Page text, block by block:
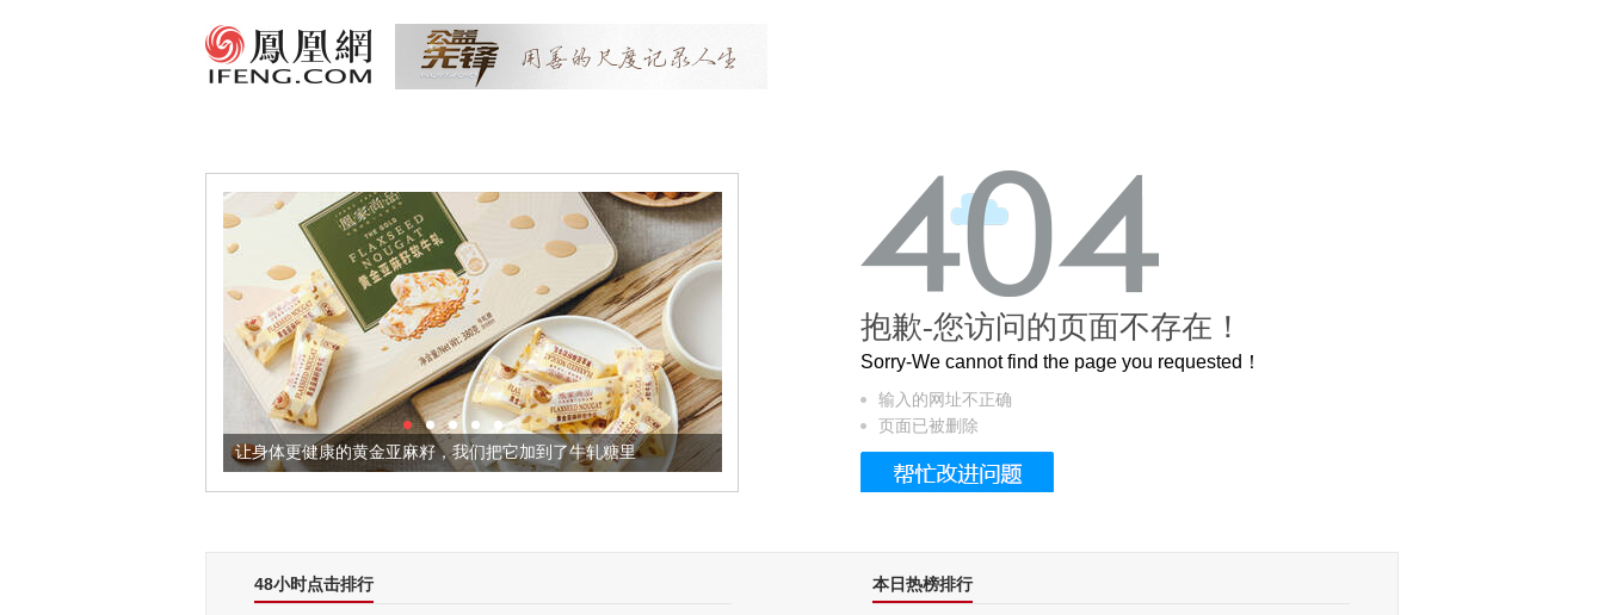
让身体更健康的黄金亚麻籽，我们把它加到了牛轧糖里 被列入佛家七宝的它到底有多美？
抱歉-您访问的页面不存在！
Sorry-We cannot find the page you requested！
输入的网址不正确
页面已被删除
48小时点击排行 本日热榜排行